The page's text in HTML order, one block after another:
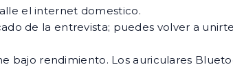
el internet domestico.
de la entrevista; puedes volver a
bajo rendimiento. Los auriculares